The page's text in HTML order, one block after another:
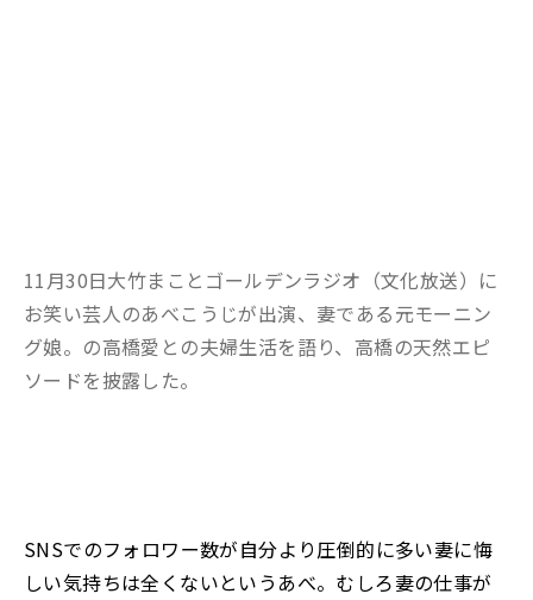
11月30日大竹まことゴールデンラジオ（文化放送）に
お笑い芸人のあべこうじが出演、妻である元モーニン
グ娘。の高橋愛との夫婦生活を語り、高橋の天然エピ
ソードを披露した。
SNSでのフォロワー数が自分より圧倒的に多い妻に悔
しい気持ちは全くないというあべ。むしろ妻の仕事が